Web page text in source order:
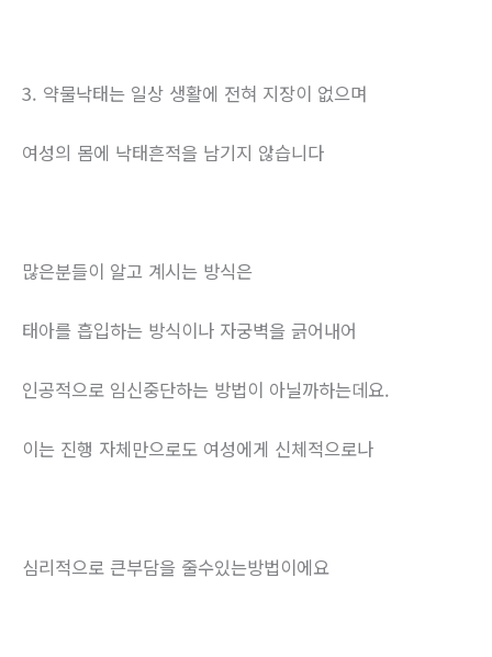
3. 약물낙태는 일상 생활에 전혀 지장이 없으며
여성의 몸에 낙태흔적을 남기지 않습니다
많은분들이 알고 계시는 방식은
태아를 흡입하는 방식이나 자궁벽을 긁어내어
인공적으로 임신중단하는 방법이 아닐까하는데요.
이는 진행 자체만으로도 여성에게 신체적으로나
심리적으로 큰부담을 줄수있는방법이에요